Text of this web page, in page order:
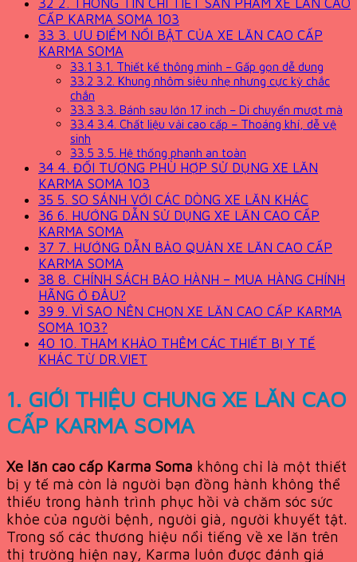
32 2. THÔNG TIN CHI TIẾT SẢN PHẨM XE LĂN CAO
CẤP KARMA SOMA 103
33 3. ƯU ĐIỂM NỔI BẬT CỦA XE LĂN CAO CẤP
KARMA SOMA
33.1 3.1. Thiết kế thông minh – Gấp gọn dễ dung
33.2 3.2. Khung nhôm siêu nhẹ nhưng cực kỳ chắc
chắn
33.3 3.3. Bánh sau lớn 17 inch – Di chuyển mượt mà
33.4 3.4. Chất liệu vải cao cấp – Thoáng khí, dễ vệ
sinh
33.5 3.5. Hệ thống phanh an toàn
34 4. ĐỐI TƯỢNG PHÙ HỢP SỬ DỤNG XE LĂN
KARMA SOMA 103
35 5. SO SÁNH VỚI CÁC DÒNG XE LĂN KHÁC
36 6. HƯỚNG DẪN SỬ DỤNG XE LĂN CAO CẤP
KARMA SOMA
37 7. HƯỚNG DẪN BẢO QUẢN XE LĂN CAO CẤP
KARMA SOMA
38 8. CHÍNH SÁCH BẢO HÀNH – MUA HÀNG CHÍNH
HÃNG Ở ĐÂU?
39 9. VÌ SAO NÊN CHỌN XE LĂN CAO CẤP KARMA
SOMA 103?
40 10. THAM KHẢO THÊM CÁC THIẾT BỊ Y TẾ
KHÁC TỪ DR.VIET
1. GIỚI THIỆU CHUNG XE LĂN CAO
CẤP KARMA SOMA
Xe lăn cao cấp Karma Soma không chỉ là một thiết
bị y tế mà còn là người bạn đồng hành không thể
thiếu trong hành trình phục hồi và chăm sóc sức
khỏe của người bệnh, người già, người khuyết tật.
Trong số các thương hiệu nổi tiếng về xe lăn trên
thị trường hiện nay, Karma luôn được đánh giá